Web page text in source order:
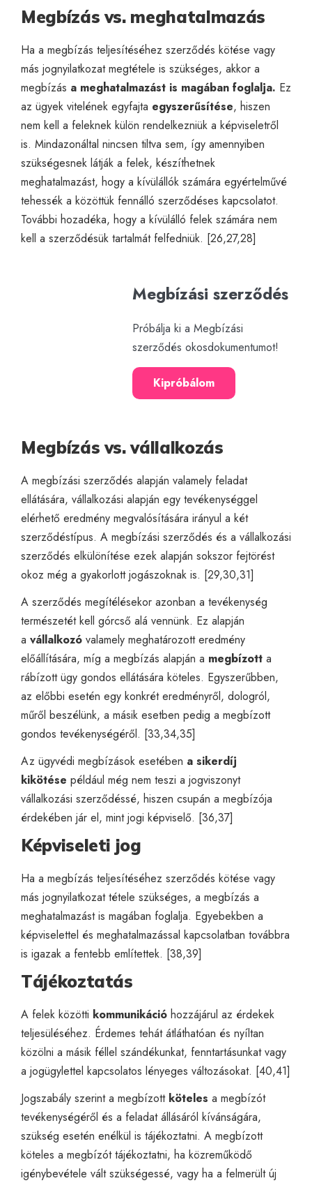
Megbízás vs. meghatalmazás
Ha a megbízás teljesítéséhez szerződés kötése vagy
más jognyilatkozat megtétele is szükséges, akkor a
megbízás a meghatalmazást is magában foglalja. Ez
az ügyek vitelének egyfajta egyszerűsítése, hiszen
nem kell a feleknek külön rendelkezniük a képviseletről
is. Mindazonáltal nincsen tiltva sem, így amennyiben
szükségesnek látják a felek, készíthetnek
meghatalmazást, hogy a kívülállók számára egyértelművé
tehessék a közöttük fennálló szerződéses kapcsolatot.
További hozadéka, hogy a kívülálló felek számára nem
kell a szerződésük tartalmát felfedniük. [26,27,28]
Megbízási szerződés
Próbálja ki a Megbízási
szerződés okosdokumentumot!
Kipróbálom
Megbízás vs. vállalkozás
A megbízási szerződés alapján valamely feladat
ellátására, vállalkozási alapján egy tevékenységgel
elérhető eredmény megvalósítására irányul a két
szerződéstípus. A megbízási szerződés és a vállalkozási
szerződés elkülönítése ezek alapján sokszor fejtörést
okoz még a gyakorlott jogászoknak is. [29,30,31]
A szerződés megítélésekor azonban a tevékenység
természetét kell górcső alá vennünk. Ez alapján
a vállalkozó valamely meghatározott eredmény
előállítására, míg a megbízás alapján a megbízott a
rábízott ügy gondos ellátására köteles. Egyszerűbben,
az előbbi esetén egy konkrét eredményről, dologról,
műről beszélünk, a másik esetben pedig a megbízott
gondos tevékenységéről. [33,34,35]
Az ügyvédi megbízások esetében a sikerdíj
kikötése például még nem teszi a jogviszonyt
vállalkozási szerződéssé, hiszen csupán a megbízója
érdekében jár el, mint jogi képviselő. [36,37]
Képviseleti jog
Ha a megbízás teljesítéséhez szerződés kötése vagy
más jognyilatkozat tétele szükséges, a megbízás a
meghatalmazást is magában foglalja. Egyebekben a
képviselettel és meghatalmazással kapcsolatban továbbra
is igazak a fentebb említettek. [38,39]
Tájékoztatás
A felek közötti kommunikáció hozzájárul az érdekek
teljesüléséhez. Érdemes tehát átláthatóan és nyíltan
közölni a másik féllel szándékunkat, fenntartásunkat vagy
a jogügylettel kapcsolatos lényeges változásokat. [40,41]
Jogszabály szerint a megbízott köteles a megbízót
tevékenységéről és a feladat állásáról kívánságára,
szükség esetén enélkül is tájékoztatni. A megbízott
köteles a megbízót tájékoztatni, ha közreműködő
igénybevétele vált szükségessé, vagy ha a felmerült új